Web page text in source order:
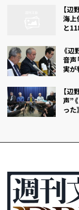
【辺
海上
と
《辺
音声
実が
【辺
声”
った